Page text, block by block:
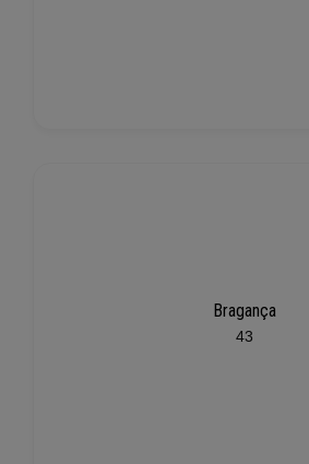
Bragança
43